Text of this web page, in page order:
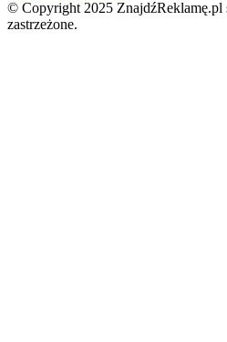
© Copyright 2025 ZnajdźReklamę.pl
zastrzeżone.